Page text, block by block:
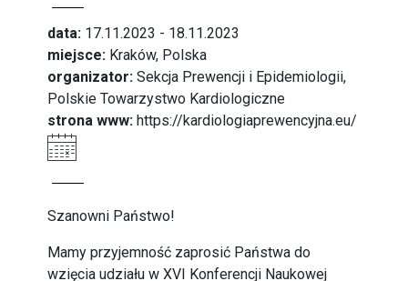
data: 17.11.2023 - 18.11.2023
miejsce: Kraków, Polska
organizator: Sekcja Prewencji i Epidemiologii,
Polskie Towarzystwo Kardiologiczne
strona www: https://kardiologiaprewencyjna.eu/
Szanowni Państwo!
Mamy przyjemność zaprosić Państwa do
wzięcia udziału w XVI Konferencji Naukowej